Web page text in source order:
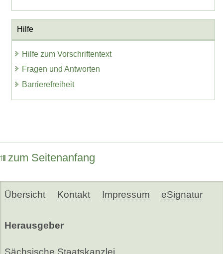
Hilfe
Hilfe zum Vorschriftentext
Fragen und Antworten
Barrierefreiheit
zum Seitenanfang
Übersicht Kontakt Impressum eSignatur
Herausgeber
Sächsische Staatskanzlei